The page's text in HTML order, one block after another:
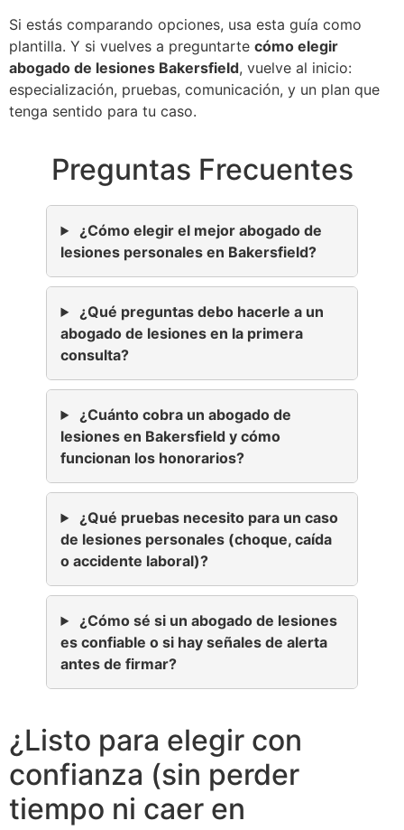
Si estás comparando opciones, usa esta guía como
plantilla. Y si vuelves a preguntarte cómo elegir
abogado de lesiones Bakersfield, vuelve al inicio:
especialización, pruebas, comunicación, y un plan que
tenga sentido para tu caso.
Preguntas Frecuentes
¿Cómo elegir el mejor abogado de
lesiones personales en Bakersfield?
¿Qué preguntas debo hacerle a un
abogado de lesiones en la primera
consulta?
¿Cuánto cobra un abogado de
lesiones en Bakersfield y cómo
funcionan los honorarios?
¿Qué pruebas necesito para un caso
de lesiones personales (choque, caída
o accidente laboral)?
¿Cómo sé si un abogado de lesiones
es confiable o si hay señales de alerta
antes de firmar?
¿Listo para elegir con
confianza (sin perder
tiempo ni caer en